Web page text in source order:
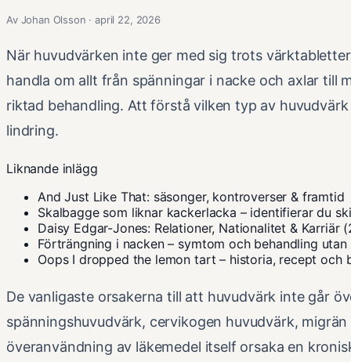
Av Johan Olsson · april 22, 2026
När huvudvärken inte ger med sig trots
handla om allt från spänningar i nacke och axlar till
riktad behandling. Att förstå vilken typ av
lindring.
Liknande inlägg
And Just Like That: säsonger, kontroverser & framtid
Skalbagge som liknar kackerlacka – identifierar du
Daisy Edgar-Jones: Relationer, Nationalitet & Karriär
Förträngning i nacken – symtom och behandling
Oops I dropped the lemon tart – historia, recept och
De vanligaste orsakerna till att huvudvärk inte går
spänningshuvudvärk, cervikogen huvudvärk,
överanvändning av läkemedel itself orsaka en